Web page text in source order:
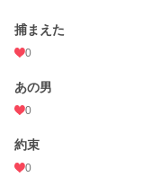
捕まえた
0
あの男
0
約束
0